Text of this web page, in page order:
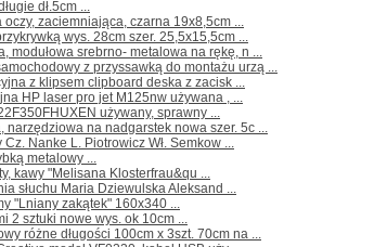
dł.5cm ...
zaciemniająca, czarna 19x8,5cm ...
wys. 28cm szer. 25,5x15,5cm ...
modułowa srebrno- metalowa na rękę, n ...
z przyssawką do montażu urzą ...
z klipsem clipboard deska z zacisk ...
HP laser pro jet M125nw używana , ...
używany, sprawny ...
narzędziowa na nadgarstek nowa szer. 5c ...
Nanke L. Piotrowicz Wł. Semkow ...
metalowy ...
kawy "Melisana Klosterfrau&qu ...
słuchu Maria Dziewulska Aleksand ...
"Lniany zakątek" 160x340 ...
2 sztuki nowe wys. ok 10cm ...
różne długości 100cm x 3szt. 70cm na ...